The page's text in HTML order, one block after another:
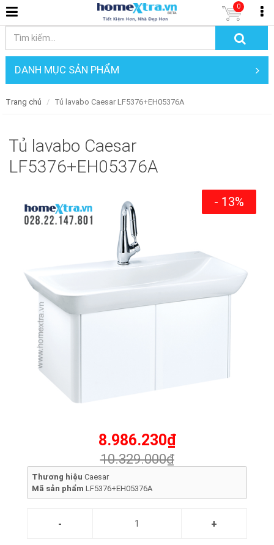
0
DANH MỤC SẢN PHẨM
Trang chủ Tủ lavabo Caesar LF5376+EH05376A
Tủ lavabo Caesar
LF5376+EH05376A
- 13%
8.986.230₫
10.329.000₫
Thương hiệu Caesar
Mã sản phẩm LF5376+EH05376A